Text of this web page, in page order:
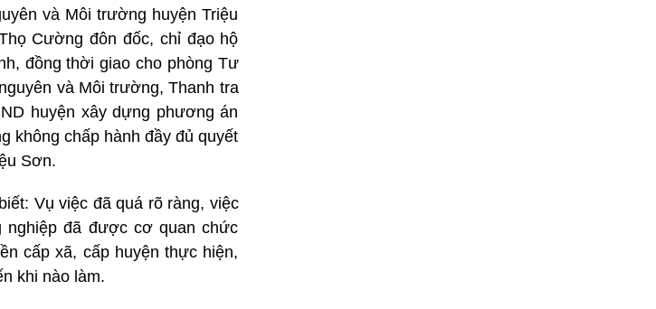
và Môi trường huyện Triệu
Cường đôn đốc, chỉ đạo hộ
đồng thời giao cho phòng Tư
và Môi trường, Thanh tra
huyện xây dựng phương án
không chấp hành đầy đủ quyết
Sơn.
Vụ việc đã quá rõ ràng, việc
nghiệp đã được cơ quan chức
cấp xã, cấp huyện thực hiện,
khi nào làm.